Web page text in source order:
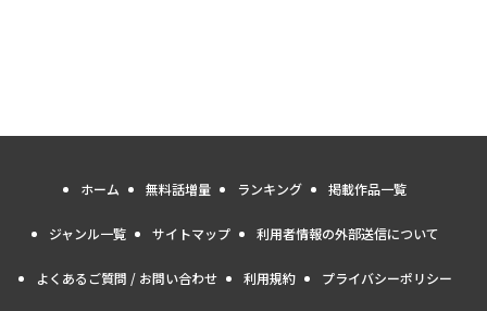
ホーム 無料話増量 ランキング 掲載作品一覧
ジャンル一覧 サイトマップ 利用者情報の外部送信について
よくあるご質問 / お問い合わせ 利用規約 プライバシーポリシー